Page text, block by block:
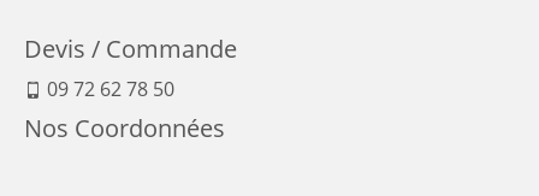
Devis / Commande
09 72 62 78 50
Nos Coordonnées